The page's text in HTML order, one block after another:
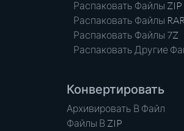
Распаковать Файлы ZIP
Распаковать Файлы
Распаковать Файлы 7Z
Распаковать Другие
Конвертировать
Архивировать В Файл
Файлы В ZIP